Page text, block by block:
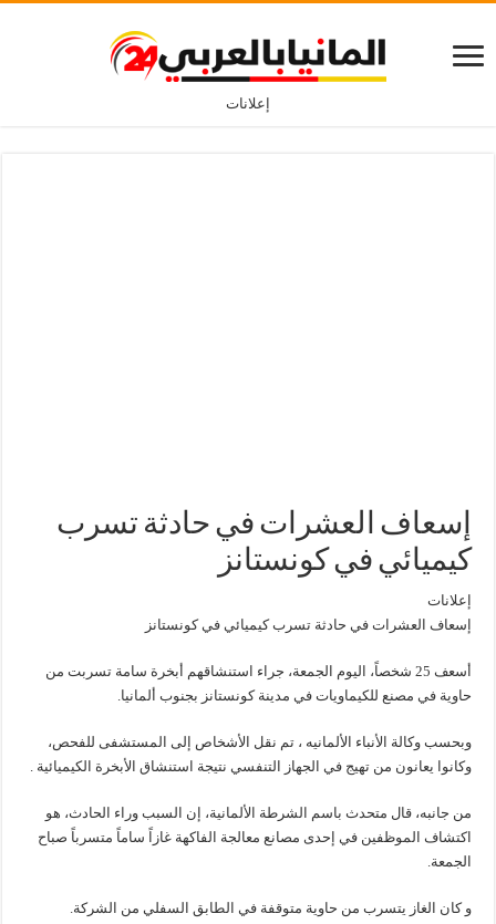
إعلانات
إسعاف العشرات في حادثة تسرب
كيميائي في كونستانز
إعلانات
إسعاف العشرات في حادثة تسرب كيميائي في كونستانز
أسعف 25 شخصاً، اليوم الجمعة، جراء استنشاقهم أبخرة سامة تسربت من
حاوية في مصنع للكيماويات في مدينة كونستانز بجنوب ألمانيا.
وبحسب وكالة الأنباء الألمانيه ، تم نقل الأشخاص إلى المستشفى للفحص،
وكانوا يعانون من تهيج في الجهاز التنفسي نتيجة استنشاق الأبخرة الكيميائية .
من جانبه، قال متحدث باسم الشرطة الألمانية، إن السبب وراء الحادث، هو
اكتشاف الموظفين في إحدى مصانع معالجة الفاكهة غازاً ساماً متسرباً صباح
الجمعة.
و كان الغاز يتسرب من حاوية متوقفة في الطابق السفلي من الشركة.